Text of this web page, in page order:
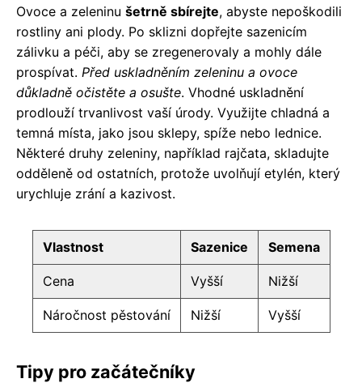
Ovoce a zeleninu šetrně sbírejte, abyste nepoškodili
rostliny ani plody. Po sklizni dopřejte sazenicím
zálivku a péči, aby se zregenerovaly a mohly dále
prospívat. Před uskladněním zeleninu a ovoce
důkladně očistěte a osušte. Vhodné uskladnění
prodlouží trvanlivost vaší úrody. Využijte chladná a
temná místa, jako jsou sklepy, spíže nebo lednice.
Některé druhy zeleniny, například rajčata, skladujte
odděleně od ostatních, protože uvolňují etylén, který
urychluje zrání a kazivost.
Vlastnost Sazenice Semena
Cena Vyšší Nižší
Náročnost pěstování Nižší Vyšší
Tipy pro začátečníky